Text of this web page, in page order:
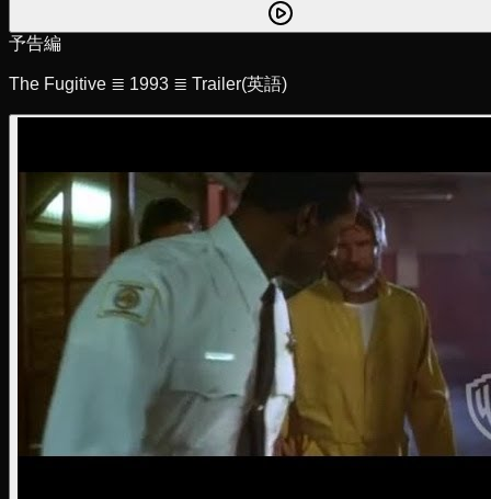
予告編
The Fugitive ≣ 1993 ≣ Trailer(英語)